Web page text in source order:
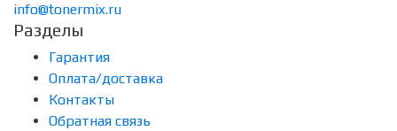
info@tonermix.ru
Разделы
Гарантия
Оплата/доставка
Контакты
Обратная связь